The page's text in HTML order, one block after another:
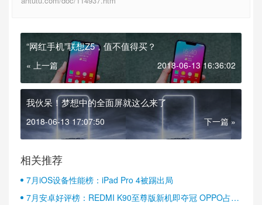
“网红手机”联想Z5，值不值得买？
« 上一篇 2018-06-13 16:36:02
我伙呆！梦想中的全面屏就这么来了
2018-06-13 17:07:50 下一篇 »
相关推荐
7月iOS设备性能榜：iPad Pro 4被踢出局
7月安卓好评榜：REDMI K90至尊版新机即夺冠 OPPO占据